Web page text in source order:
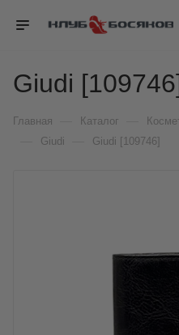
Giudi
Главная Каталог
Giudi Giudi [109746]